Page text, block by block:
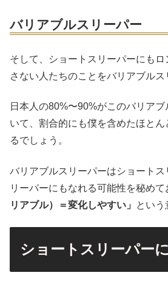
バリアブルスリーパー
そして、ショートスリーパーにも
さない人たちのことをバリアブルス
日本人の80%〜90%がこのバリア
いて、割合的にも僕を含めたほとん
るでしょう。
バリアブルスリーパーはショート
リーパーにもなれる可能性を秘めて
リアブル）＝変化しやすい」
という
ショートスリーパー